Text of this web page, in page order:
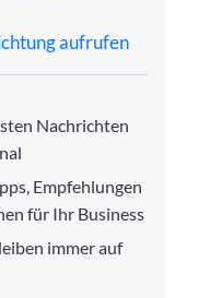
aufrufen
Nachrichten
Empfehlungen
für Ihr Business
immer auf